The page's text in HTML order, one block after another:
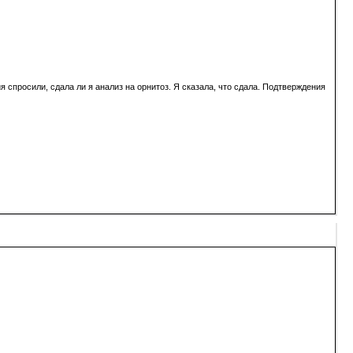
сдала ли я анализ на орнитоз. Я сказала, что сдала. Подтверждения